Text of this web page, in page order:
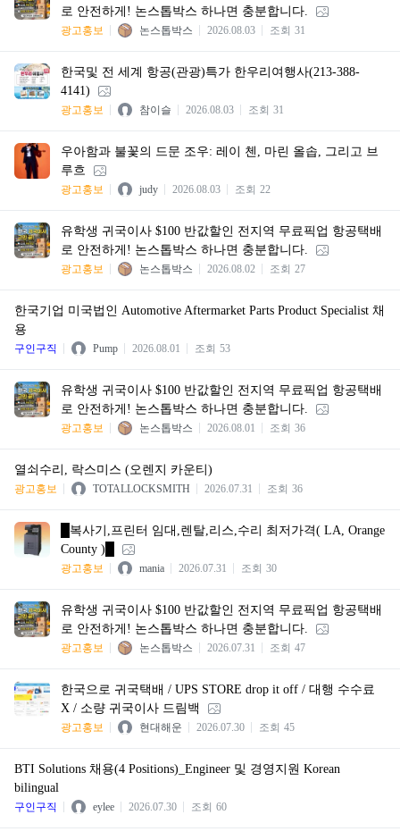
로 안전하게! 논스톱박스 하나면 충분합니다.
광고홍보 논스톱박스 2026.08.03 조회 31
한국및 전 세계 항공(관광)특가 한우리여행사(213-388-
4141)
광고홍보 참이슬 2026.08.03 조회 31
우아함과 불꽃의 드문 조우: 레이 첸, 마린 올솝, 그리고 브
루흐
광고홍보 judy 2026.08.03 조회 22
유학생 귀국이사 $100 반값할인 전지역 무료픽업 항공택배
로 안전하게! 논스톱박스 하나면 충분합니다.
광고홍보 논스톱박스 2026.08.02 조회 27
한국기업 미국법인 Automotive Aftermarket Parts Product Specialist 채
용
구인구직 Pump 2026.08.01 조회 53
유학생 귀국이사 $100 반값할인 전지역 무료픽업 항공택배
로 안전하게! 논스톱박스 하나면 충분합니다.
광고홍보 논스톱박스 2026.08.01 조회 36
열쇠수리, 락스미스 (오렌지 카운티)
광고홍보 TOTALLOCKSMITH 2026.07.31 조회 36
█복사기,프린터 임대,렌탈,리스,수리 최저가격( LA, Orange
County )█
광고홍보 mania 2026.07.31 조회 30
유학생 귀국이사 $100 반값할인 전지역 무료픽업 항공택배
로 안전하게! 논스톱박스 하나면 충분합니다.
광고홍보 논스톱박스 2026.07.31 조회 47
한국으로 귀국택배 / UPS STORE drop it off / 대행 수수료
X / 소량 귀국이사 드림백
광고홍보 현대해운 2026.07.30 조회 45
BTI Solutions 채용(4 Positions)_Engineer 및 경영지원 Korean
bilingual
구인구직 eylee 2026.07.30 조회 60